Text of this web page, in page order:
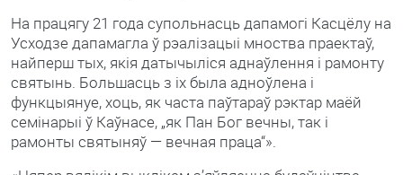
На працягу 21 года супольнасць дапамогі Касцёлу на
Усходзе дапамагла ў рэалізацыі мноства праектаў,
найперш тых, якія датычыліся аднаўлення і рамонту
святынь. Большасць з іх была адноўлена і
функцыянуе, хоць, як часта паўтараў рэктар маёй
семінарыі ў Каўнасе, „як Пан Бог вечны, так і
рамонты святыняў — вечная праца“».